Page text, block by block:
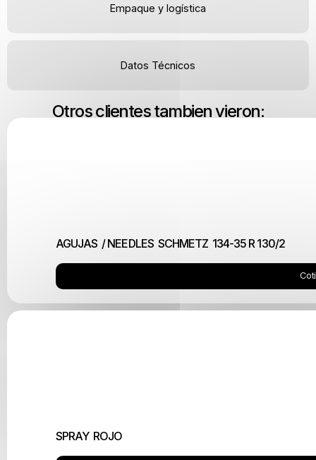
Empaque y logística
Datos Técnicos
Otros clientes tambien vieron:
AGUJAS / NEEDLES SCHMETZ 134-35 R 130/2
SPRAY ROJO